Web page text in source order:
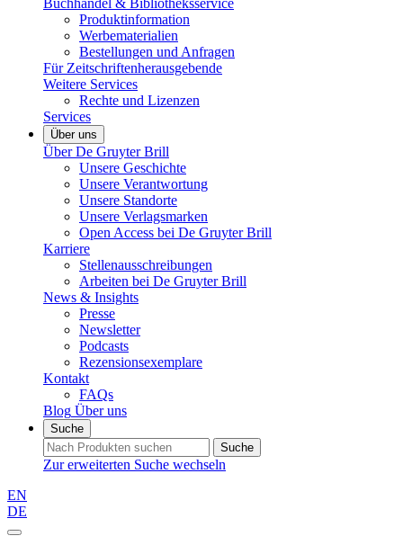
Buchhandel & Bibliotheksservice
Produktinformation
Werbematerialien
Bestellungen und Anfragen
Für Zeitschriftenherausgebende
Weitere Services
Rechte und Lizenzen
Services
Über uns
Über De Gruyter Brill
Unsere Geschichte
Unsere Verantwortung
Unsere Standorte
Unsere Verlagsmarken
Open Access bei De Gruyter Brill
Karriere
Stellenausschreibungen
Arbeiten bei De Gruyter Brill
News & Insights
Presse
Newsletter
Podcasts
Rezensionsexemplare
Kontakt
FAQs
Blog Über uns
Suche
Suche
Zur erweiterten Suche wechseln
EN
DE